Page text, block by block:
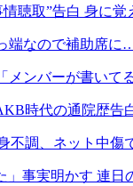
聴取”告白 身に覚
端なので補助席に…
メンバーが書いて
時代の通院歴告
不調、ネット中傷
事実明かす 連日